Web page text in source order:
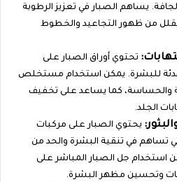
يساهم الصبار في تعزيز الرطوبة
من ظهور التجاعيد والخطوط
تحتوي أوراق الصبار على
للبشرة. يمكن استخدام مستخلص
والحساسة، كما يساعد على تخفيف
الجلد.
يحتوي الصبار على مركبات
تساهم في تنقية البشرة والحد من
استخدام جل الصبار المباشر على
وتحسين مظهر البشرة.